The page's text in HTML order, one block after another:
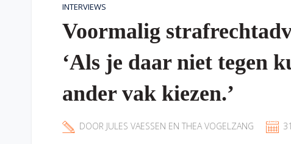
INTERVIEWS
Voormalig
‘Als je daar niet tegen
ander vak kiezen.’
DOOR JULES VAESSEN EN THEA VOGELZANG